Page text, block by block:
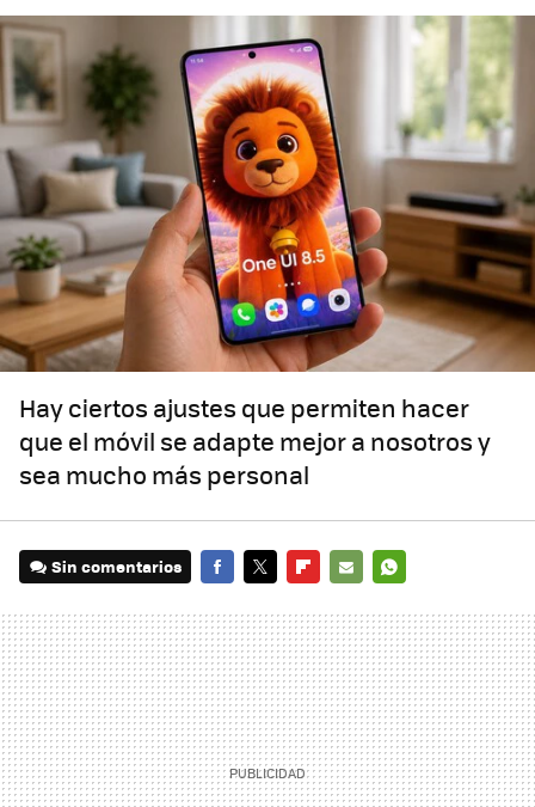
Hay ciertos ajustes que permiten hacer
que el móvil se adapte mejor a nosotros y
sea mucho más personal
Sin comentarios
MAIL